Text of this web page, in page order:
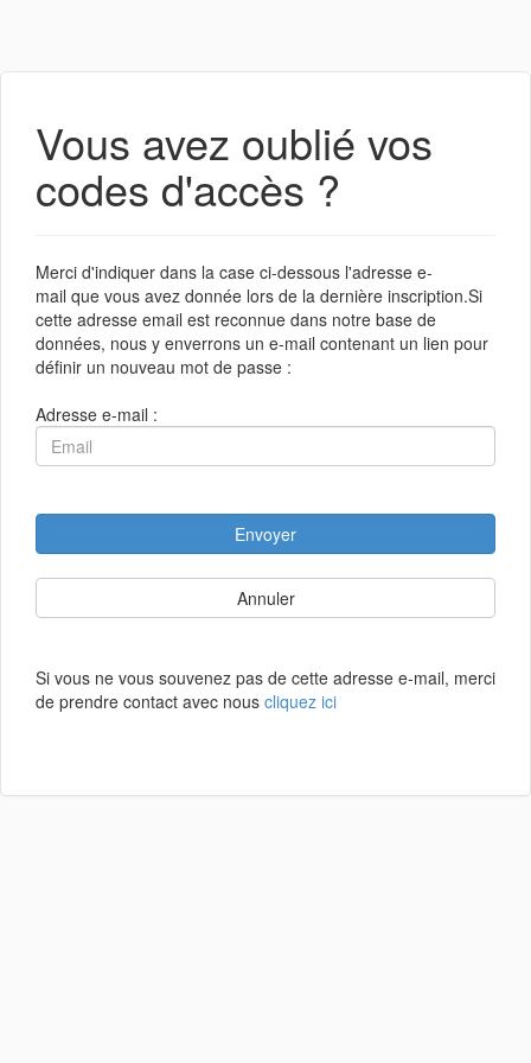
Vous avez oublié vos
codes d'accès ?
Merci d'indiquer dans la case ci-dessous l'adresse e-
mail que vous avez donnée lors de la dernière inscription.Si
cette adresse email est reconnue dans notre base de
données, nous y enverrons un e-mail contenant un lien pour
définir un nouveau mot de passe :
Adresse e-mail :
Envoyer
Annuler
Si vous ne vous souvenez pas de cette adresse e-mail, merci
de prendre contact avec nous cliquez ici